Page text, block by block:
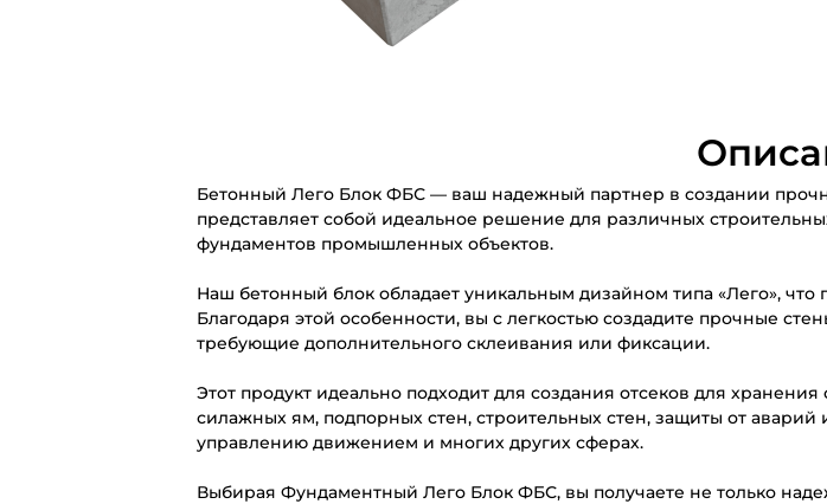
Бетонный Лего Блок ФБС — ваш надежный партнер в создании
представляет собой идеальное решение для различных
фундаментов промышленных объектов.
Наш бетонный блок обладает уникальным дизайном типа «Лего»,
Благодаря этой особенности, вы с легкостью создадите прочные
требующие дополнительного склеивания или фиксации.
Этот продукт идеально подходит для создания отсеков для
силажных ям, подпорных стен, строительных стен, защиты от
управлению движением и многих других сферах.
Выбирая Фундаментный Лего Блок ФБС, вы получаете не только